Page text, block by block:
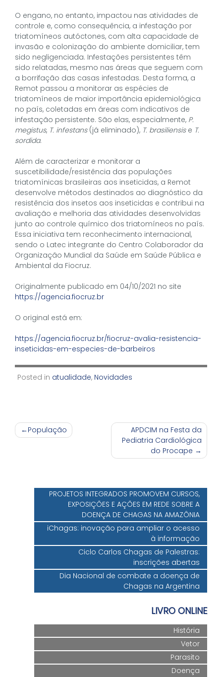
O engano, no entanto, impactou nas atividades de
controle e, como consequência, a infestação por
triatomíneos autóctones, com alta capacidade de
invasão e colonização do ambiente domiciliar, tem
sido negligenciada. Infestações persistentes têm
sido relatadas, mesmo nas áreas que seguem com
a borrifação das casas infestadas. Desta forma, a
Remot passou a monitorar as espécies de
triatomíneos de maior importância epidemiológica
no país, coletadas em áreas com indicativos de
infestação persistente. São elas, especialmente, P.
megistus, T. infestans(já eliminado), T. brasiliensise T.
sordida.
Além de caracterizar e monitorar a
suscetibilidade/resistência das populações
triatomínicas brasileiras aos inseticidas, a Remot
desenvolve métodos destinados ao diagnóstico da
resistência dos insetos aos inseticidas e contribui na
avaliação e melhoria das atividades desenvolvidas
junto ao controle químico dos triatomíneos no país.
Essa iniciativa tem reconhecimento internacional,
sendo o Latec integrante do Centro Colaborador da
Organização Mundial da Saúde em Saúde Pública e
Ambiental da Fiocruz.
Originalmente publicado em 04/10/2021 no site
https://agencia.fiocruz.br
O original está em:
https://agencia.fiocruz.br/fiocruz-avalia-resistencia-
inseticidas-em-especies-de-barbeiros
Posted in atualidade, Novidades
Navegação
População
APDCIM na Festa da
Pediatria Cardiológica
do Procape
PROJETOS INTEGRADOS PROMOVEM CURSOS,
EXPOSIÇÕES E AÇÕES EM REDE SOBRE A
DOENÇA DE CHAGAS NA AMAZÔNIA
iChagas: inovação para ampliar o acesso
à informação
Ciclo Carlos Chagas de Palestras:
inscrições abertas
Dia Nacional de combate a doença de
Chagas na Argentina
LIVRO ONLINE
História
Vetor
Parasito
Doença